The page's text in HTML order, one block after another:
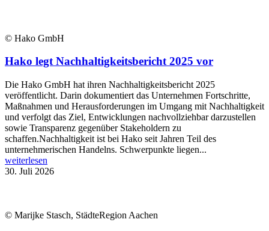
© Hako GmbH
Hako legt Nachhaltigkeitsbericht 2025 vor
Die Hako GmbH hat ihren Nachhaltigkeitsbericht 2025
veröffentlicht. Darin dokumentiert das Unternehmen Fortschritte,
Maßnahmen und Herausforderungen im Umgang mit Nachhaltigkeit
und verfolgt das Ziel, Entwicklungen nachvollziehbar darzustellen
sowie Transparenz gegenüber Stakeholdern zu
schaffen.Nachhaltigkeit ist bei Hako seit Jahren Teil des
unternehmerischen Handelns. Schwerpunkte liegen...
weiterlesen
30. Juli 2026
© Marijke Stasch, StädteRegion Aachen